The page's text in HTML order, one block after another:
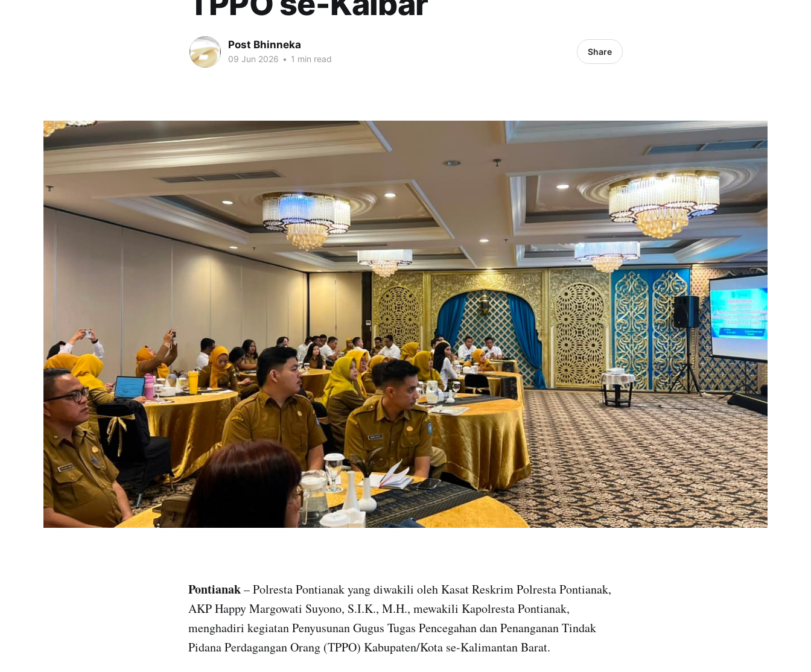
Post Bhinneka
09 Jun 2026 • 1 min read
Share
Pontianak– Polresta Pontianak yang diwakili oleh Kasat Reskrim Polresta Pontianak,
AKP Happy Margowati Suyono, S.I.K., M.H., mewakili Kapolresta Pontianak,
menghadiri kegiatan Penyusunan Gugus Tugas Pencegahan dan Penanganan Tindak
Pidana Perdagangan Orang (TPPO) Kabupaten/Kota se-Kalimantan Barat.